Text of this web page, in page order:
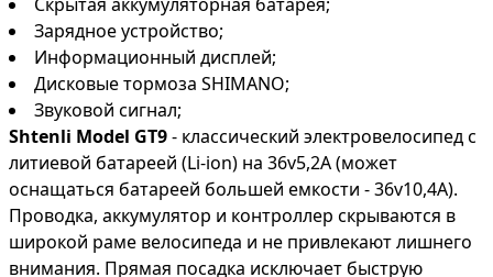
Зарядное устройство;
Информационный дисплей;
Дисковые тормоза SHIMANO;
Звуковой сигнал;
Shtenli Model GT9- классический электровелосипед с
литиевой батареей (Li-ion) на 36v5,2А (может
оснащаться батареей большей емкости - 36v10,4А).
Проводка, аккумулятор и контроллер скрываются в
широкой раме велосипеда и не привлекают лишнего
внимания. Прямая посадка исключает быструю